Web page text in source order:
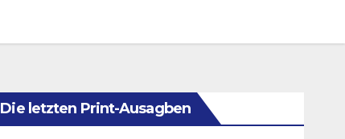
Die letzten Print-Ausagben